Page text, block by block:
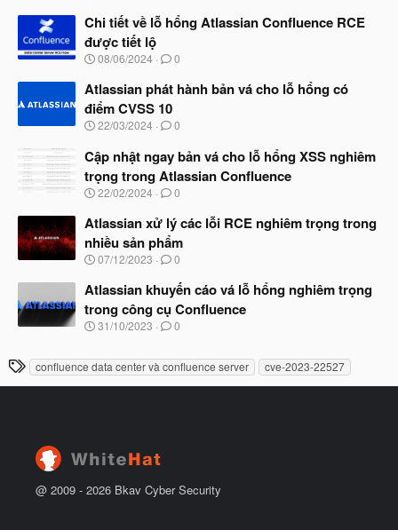
à
b
ắ
đ
ầ
u
Chi tiết về lỗ hổng Atlassian Confluence RCE
được tiết lộ
N
à
y
b
ắ
đ
ầ
u
08/06/2024 0
Atlassian phát hành bản vá cho lỗ hổng có
điểm CVSS 10
N
à
y
b
ắ
đ
ầ
u
22/03/2024 0
Cập nhật ngay bản vá cho lỗ hổng XSS nghiêm
trọng trong Atlassian Confluence
N
à
b
ắ
đ
ầ
u
22/02/2024 0
Atlassian xử lý các lỗi RCE nghiêm trọng trong
nhiều sản phẩm
N
à
b
ắ
đ
ầ
u
07/12/2023 0
Atlassian khuyến cáo vá lỗ hổng nghiêm trọng
trong công cụ Confluence
N
y
u
31/10/2023 0
T
h
confluence data center và confluence server cve-2023-22527
@ 2009 - 2026 Bkav Cyber Security